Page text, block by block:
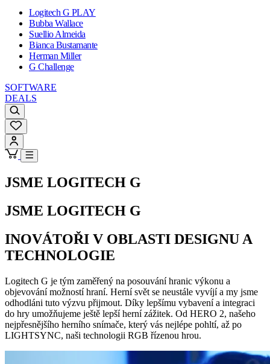
Logitech G PLAY
Bubba Wallace
Suellio Almeida
Bianca Bustamante
Herman Miller
G Challenge
SOFTWARE
DEALS
JSME LOGITECH G
JSME LOGITECH G
INOVÁTOŘI V OBLASTI DESIGNU A
TECHNOLOGIE
Logitech G je tým zaměřený na posouvání hranic výkonu a
objevování možností hraní. Herní svět se neustále vyvíjí a my jsme
odhodláni tuto výzvu přijmout. Díky lepšímu vybavení a integraci
do hry umožňujeme ještě lepší herní zážitek. Od HERO 2, našeho
nejpřesnějšího herního snímače, který vás nejlépe pohltí, až po
LIGHTSYNC, naši technologii RGB řízenou hrou.